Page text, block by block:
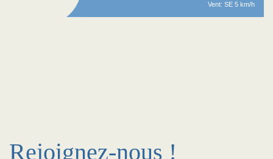
Vent: SE 5 km/h
Rejoignez-nous !